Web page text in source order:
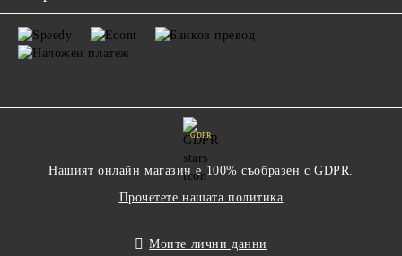
GDPR
Нашият онлайн магазин е 100% съобразен с GDPR.
Прочетете нашата политика
Моите лични данни